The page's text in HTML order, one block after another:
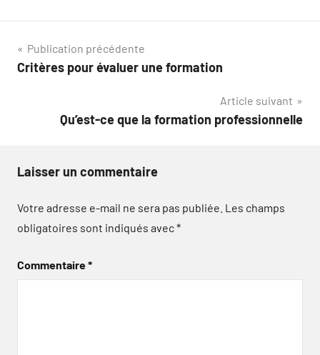
Navigation
de
Publication précédente
Critères pour évaluer une formation
Article suivant
Qu’est-ce que la formation professionnelle
Laisser un commentaire
Votre adresse e-mail ne sera pas publiée. Les champs
obligatoires sont indiqués avec*
Commentaire*